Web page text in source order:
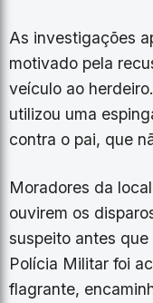
As investigações
motivado pela
veículo ao
utilizou uma
contra o pai, que
Moradores da
ouvirem os
suspeito antes
Polícia Militar foi
flagrante,